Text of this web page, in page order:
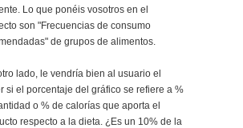
Lo que ponéis vosotros en el
son "Frecuencias de consumo
de grupos de alimentos.
lado, le vendría bien al usuario el
si el porcentaje del gráfico se refiere a %
o % de calorías que aporta el
respecto a la dieta. ¿Es un 10% de la